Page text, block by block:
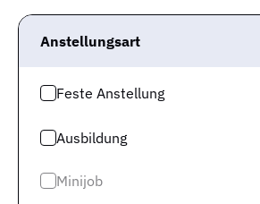
Anstellungsart
Feste Anstellung
Ausbildung
Minijob